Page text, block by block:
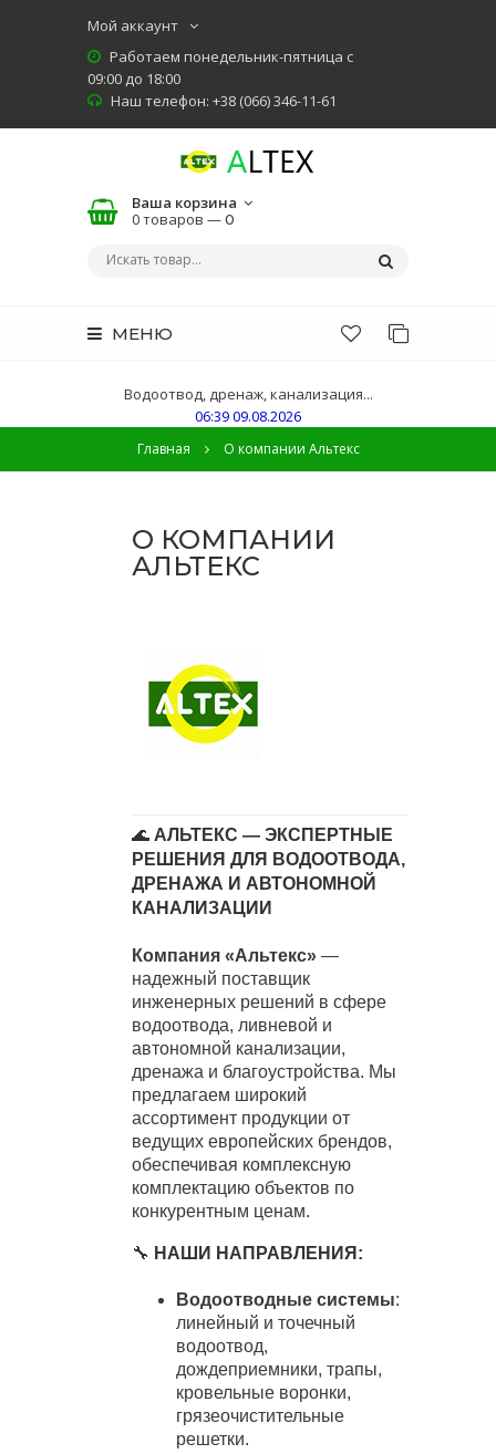
Мой аккаунт
Работаем понедельник-пятница с
09:00 до 18:00
Наш телефон: +38 (066) 346-11-61
Ваша корзина
0 товаров —0
МЕНЮ
Водоотвод, дренаж, канализация...
06:39 09.08.2026
Главная О компании Альтекс
О КОМПАНИИ
АЛЬТЕКС
🌊 АЛЬТЕКС — ЭКСПЕРТНЫЕ
РЕШЕНИЯ ДЛЯ ВОДООТВОДА,
ДРЕНАЖА И АВТОНОМНОЙ
КАНАЛИЗАЦИИ
Компания «Альтекс» —
надежный поставщик
инженерных решений в сфере
водоотвода, ливневой и
автономной канализации,
дренажа и благоустройства. Мы
предлагаем широкий
ассортимент продукции от
ведущих европейских брендов,
обеспечивая комплексную
комплектацию объектов по
конкурентным ценам.
🔧 НАШИ НАПРАВЛЕНИЯ:
Водоотводные системы:
линейный и точечный
водоотвод,
дождеприемники, трапы,
кровельные воронки,
грязеочистительные
решетки.